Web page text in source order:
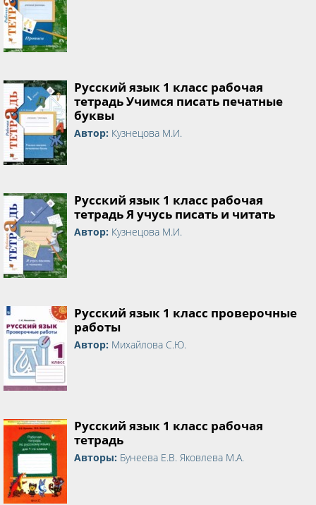
Русский язык 1 класс рабочая
тетрадь Учимся писать печатные
буквы
Автор: Кузнецова М.И.
Русский язык 1 класс рабочая
тетрадь Я учусь писать и читать
Автор: Кузнецова М.И.
Русский язык 1 класс проверочные
работы
Автор: Михайлова С.Ю.
Русский язык 1 класс рабочая
тетрадь
Авторы: Бунеева Е.В. Яковлева М.А.